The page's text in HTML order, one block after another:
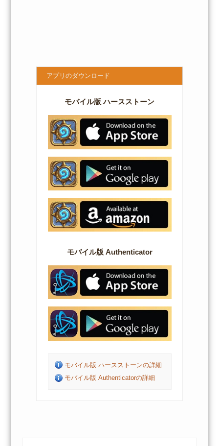
アプリのダウンロード
モバイル版 ハースストーン
モバイル版 Authenticator
モバイル版 ハースストーンの詳細
モバイル版 Authenticatorの詳細